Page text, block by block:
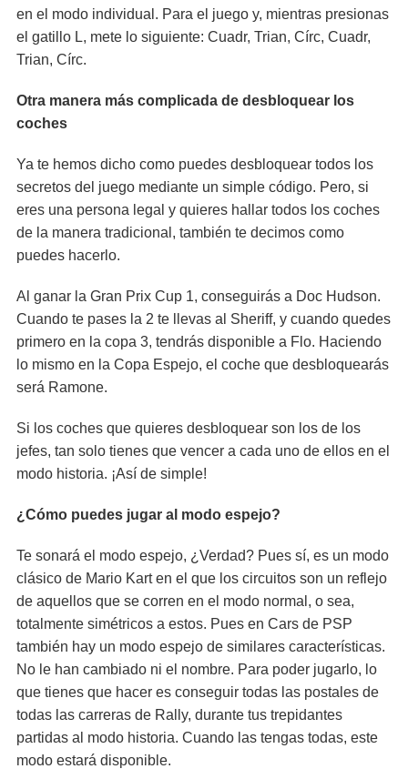
en el modo individual. Para el juego y, mientras presionas
el gatillo L, mete lo siguiente: Cuadr, Trian, Círc, Cuadr,
Trian, Círc.
Otra manera más complicada de desbloquear los
coches
Ya te hemos dicho como puedes desbloquear todos los
secretos del juego mediante un simple código. Pero, si
eres una persona legal y quieres hallar todos los coches
de la manera tradicional, también te decimos como
puedes hacerlo.
Al ganar la Gran Prix Cup 1, conseguirás a Doc Hudson.
Cuando te pases la 2 te llevas al Sheriff, y cuando quedes
primero en la copa 3, tendrás disponible a Flo. Haciendo
lo mismo en la Copa Espejo, el coche que desbloquearás
será Ramone.
Si los coches que quieres desbloquear son los de los
jefes, tan solo tienes que vencer a cada uno de ellos en el
modo historia. ¡Así de simple!
¿Cómo puedes jugar al modo espejo?
Te sonará el modo espejo, ¿Verdad? Pues sí, es un modo
clásico de Mario Kart en el que los circuitos son un reflejo
de aquellos que se corren en el modo normal, o sea,
totalmente simétricos a estos. Pues en Cars de PSP
también hay un modo espejo de similares características.
No le han cambiado ni el nombre. Para poder jugarlo, lo
que tienes que hacer es conseguir todas las postales de
todas las carreras de Rally, durante tus trepidantes
partidas al modo historia. Cuando las tengas todas, este
modo estará disponible.